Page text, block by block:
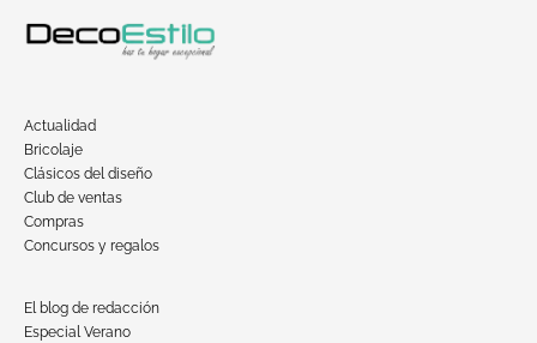
Actualidad
Bricolaje
Clásicos del diseño
Club de ventas
Compras
Concursos y regalos
El blog de redacción
Especial Verano